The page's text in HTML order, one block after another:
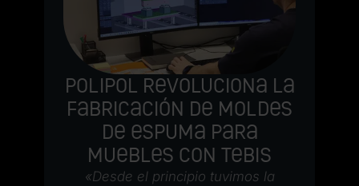
Polipol revoluciona la
fabricación de moldes
de espuma para
muebles con Tebis
«Desde el principio tuvimos la